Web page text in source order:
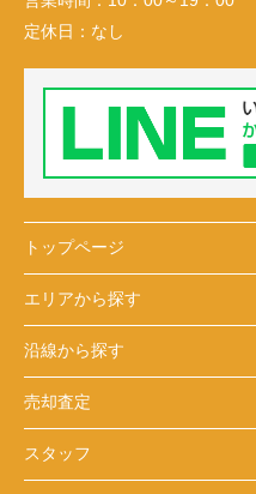
定休日： なし
トップページ
エリアから探す
沿線から探す
売却査定
スタッフ